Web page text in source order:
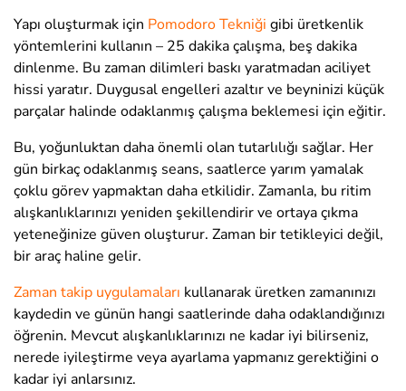
Yapı oluşturmak için Pomodoro Tekniği gibi üretkenlik
yöntemlerini kullanın – 25 dakika çalışma, beş dakika
dinlenme. Bu zaman dilimleri baskı yaratmadan aciliyet
hissi yaratır. Duygusal engelleri azaltır ve beyninizi küçük
parçalar halinde odaklanmış çalışma beklemesi için eğitir.
Bu, yoğunluktan daha önemli olan tutarlılığı sağlar. Her
gün birkaç odaklanmış seans, saatlerce yarım yamalak
çoklu görev yapmaktan daha etkilidir. Zamanla, bu ritim
alışkanlıklarınızı yeniden şekillendirir ve ortaya çıkma
yeteneğinize güven oluşturur. Zaman bir tetikleyici değil,
bir araç haline gelir.
Zaman takip uygulamaları kullanarak üretken zamanınızı
kaydedin ve günün hangi saatlerinde daha odaklandığınızı
öğrenin. Mevcut alışkanlıklarınızı ne kadar iyi bilirseniz,
nerede iyileştirme veya ayarlama yapmanız gerektiğini o
kadar iyi anlarsınız.